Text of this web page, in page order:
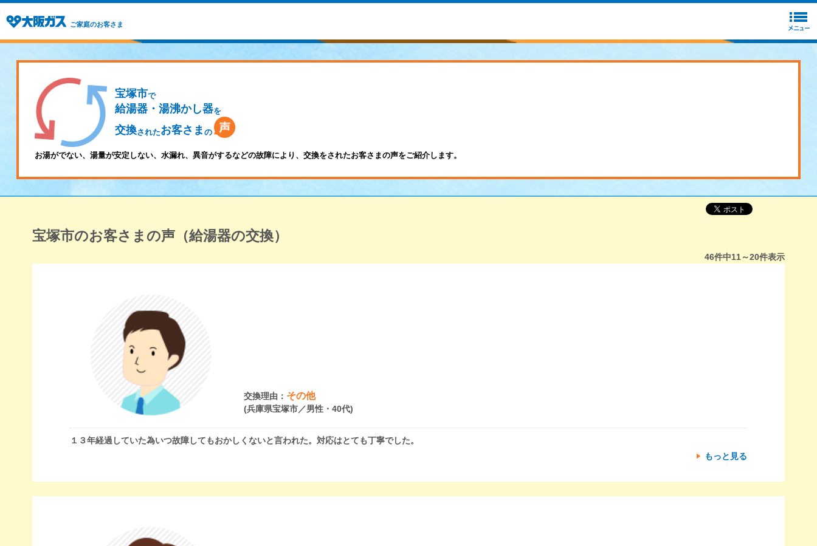
ご家庭のお客さま
宝塚市で
給湯器・湯沸かし器を
交換されたお客さま の
お湯がでない、湯量が安定しない、水漏れ、異音がするなどの故障により、交換をされたお客さまの声をご紹介します。
宝塚市のお客さまの声（給湯器の交換）
46件中11～20件表示
交換理由： その他
(兵庫県宝塚市／男性・40代)
１３年経過していた為いつ故障してもおかしくないと言われた。対応はとても丁寧でした。
もっと見る